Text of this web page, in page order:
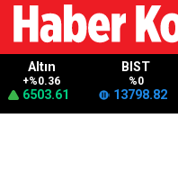
Altın
+%0.36
6503.61
BIST
%0
13798.82